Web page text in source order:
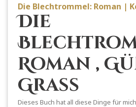
Die Blechtrommel: Roman |
Die
Roman ,
Grass
Dieses Buch hat all diese Dinge für